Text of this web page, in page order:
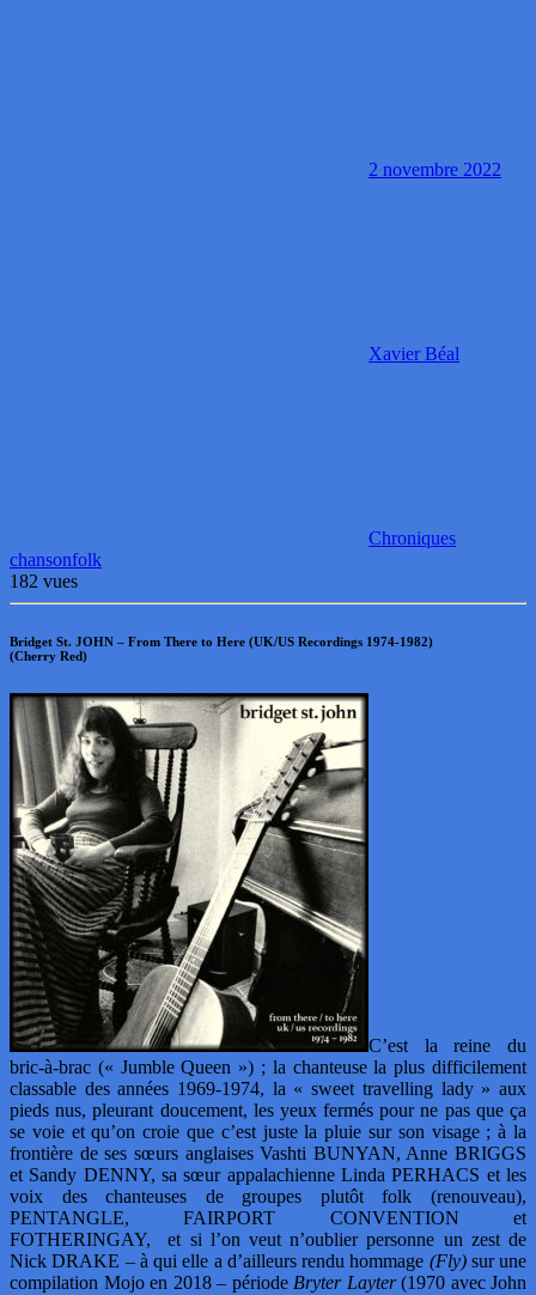
2 novembre 2022
Xavier Béal
Chroniques
chansonfolk
182 vues
Bridget St. JOHN – From There to Here (UK/US Recordings 1974-1982)
(Cherry Red)
C’est la reine du
bric-à-brac (« Jumble Queen ») ; la chanteuse la plus difficilement
classable des années 1969-1974, la « sweet travelling lady » aux
pieds nus, pleurant doucement, les yeux fermés pour ne pas que ça
se voie et qu’on croie que c’est juste la pluie sur son visage ; à la
frontière de ses sœurs anglaises Vashti BUNYAN, Anne BRIGGS
et Sandy DENNY, sa sœur appalachienne Linda PERHACS et les
voix des chanteuses de groupes plutôt folk (renouveau),
PENTANGLE, FAIRPORT CONVENTION et
FOTHERINGAY, et si l’on veut n’oublier personne un zest de
Nick DRAKE – à qui elle a d’ailleurs rendu hommage (Fly)sur une
compilation Mojo en 2018 – période Bryter Layter(1970 avec John